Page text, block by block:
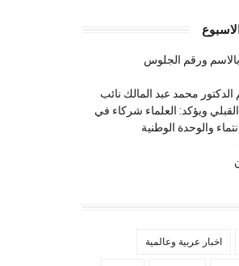
محمد عبد المالك نائب
ويؤكد: العلماء شركاء في
والوحدة الوطنية
اخبار عربية وعالمية